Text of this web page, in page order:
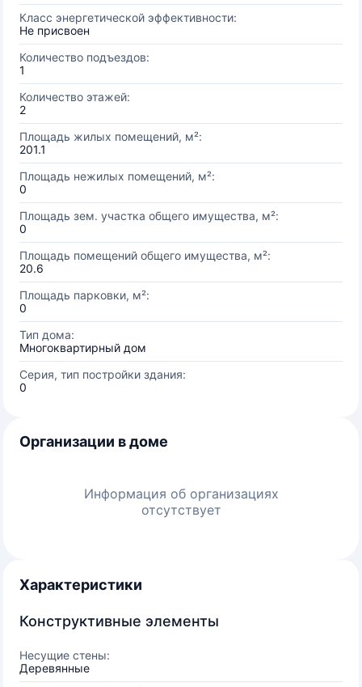
Класс энергетической эффективности:
Не присвоен
Количество подъездов:
1
Количество этажей:
2
Площадь жилых помещений, м²:
201.1
Площадь нежилых помещений, м²:
0
Площадь зем. участка общего имущества, м²:
0
Площадь помещений общего имущества, м²:
20.6
Площадь парковки, м²:
0
Тип дома:
Многоквартирный дом
Серия, тип постройки здания:
0
Организации в доме
Информация об организациях
отсутствует
Характеристики
Конструктивные элементы
Несущие стены:
Деревянные